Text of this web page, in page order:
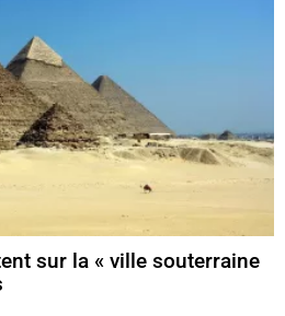
sur la « ville souterraine